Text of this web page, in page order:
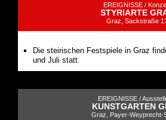
EREIGNISSE /
STYRIARTE
Graz, Sackstraße
Die steirischen Festspiele in Graz
und Juli statt.
EREIGNISSE /
KUNSTGARTEN
Graz, Payer-Weyprecht-